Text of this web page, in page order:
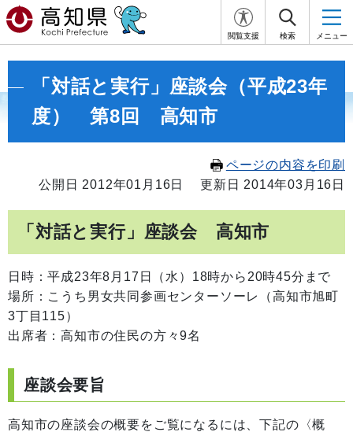
閲覧支援 検索 メニュー
「対話と実行」座談会（平成23年
度） 第8回 高知市
ページの内容を印刷
公開日 2012年01月16日
更新日 2014年03月16日
「対話と実行」座談会 高知市
日時：平成23年8月17日（水）18時から20時45分まで
場所：こうち男女共同参画センターソーレ（高知市旭町
3丁目115）
出席者：高知市の住民の方々9名
座談会要旨
高知市の座談会の概要をご覧になるには、下記の〈概